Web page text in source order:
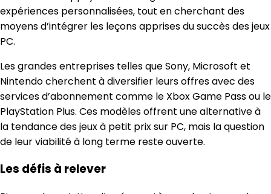
expériences personnalisées, tout en cherchant des
moyens d’intégrer les leçons apprises du succès des jeux
PC.
Les grandes entreprises telles que Sony, Microsoft et
Nintendo cherchent à diversifier leurs offres avec des
services d’abonnement comme le Xbox Game Pass ou le
PlayStation Plus. Ces modèles offrent une alternative à
la tendance des jeux à petit prix sur PC, mais la question
de leur viabilité à long terme reste ouverte.
Les défis à relever